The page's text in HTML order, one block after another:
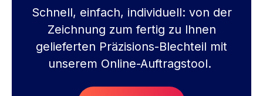
Schnell, einfach, individuell: von der
Zeichnung zum fertig zu Ihnen
gelieferten Präzisions-Blechteil mit
unserem Online-Auftragstool.